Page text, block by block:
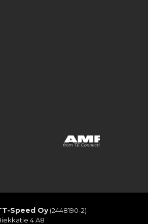
Speed Oy(2448190-2)
4 A8